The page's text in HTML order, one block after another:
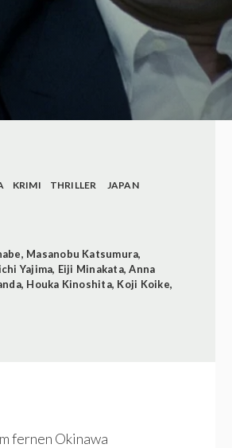
KRIMI THRILLER
JAPAN
, Masanobu Katsumura,
Yajima, Eiji Minakata,Anna
, Houka Kinoshita, Koji Koike,
fernen Okinawa